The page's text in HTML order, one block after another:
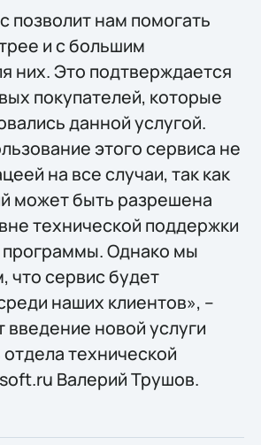
позволит нам помогать
и с большим
них. Это подтверждается
покупателей, которые
данной услугой.
этого сервиса не
на все случаи, так как
может быть разрешена
технической поддержки
программы. Однако мы
что сервис будет
наших клиентов», –
новой услуги
технической
Валерий Трушов.